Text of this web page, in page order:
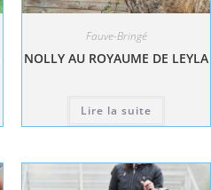
Fauve-Bringé
NOLLY AU ROYAUME DE LEYLA
Lire la suite